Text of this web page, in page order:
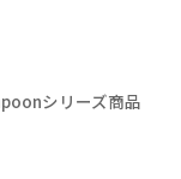
シリーズ商品